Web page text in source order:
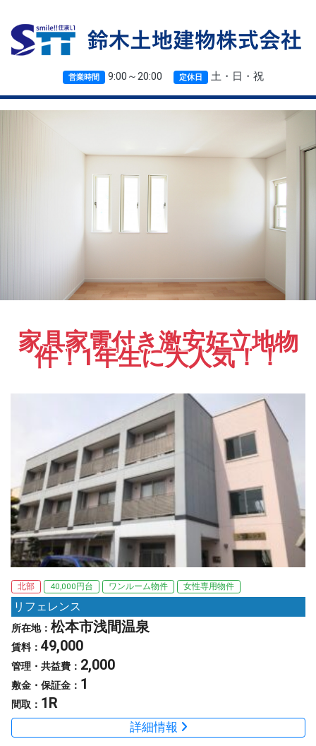
営業時間 9:00～20:00 定休日 土・日・祝
家具家電付き激安好立地物
件！1年生に大人気！！
北部 40,000円台 ワンルーム物件 女性専用物件
リフェレンス
所在地： 松本市浅間温泉
賃料： 49,000
管理・共益費： 2,000
敷金・保証金： 1
間取： 1R
詳細情報